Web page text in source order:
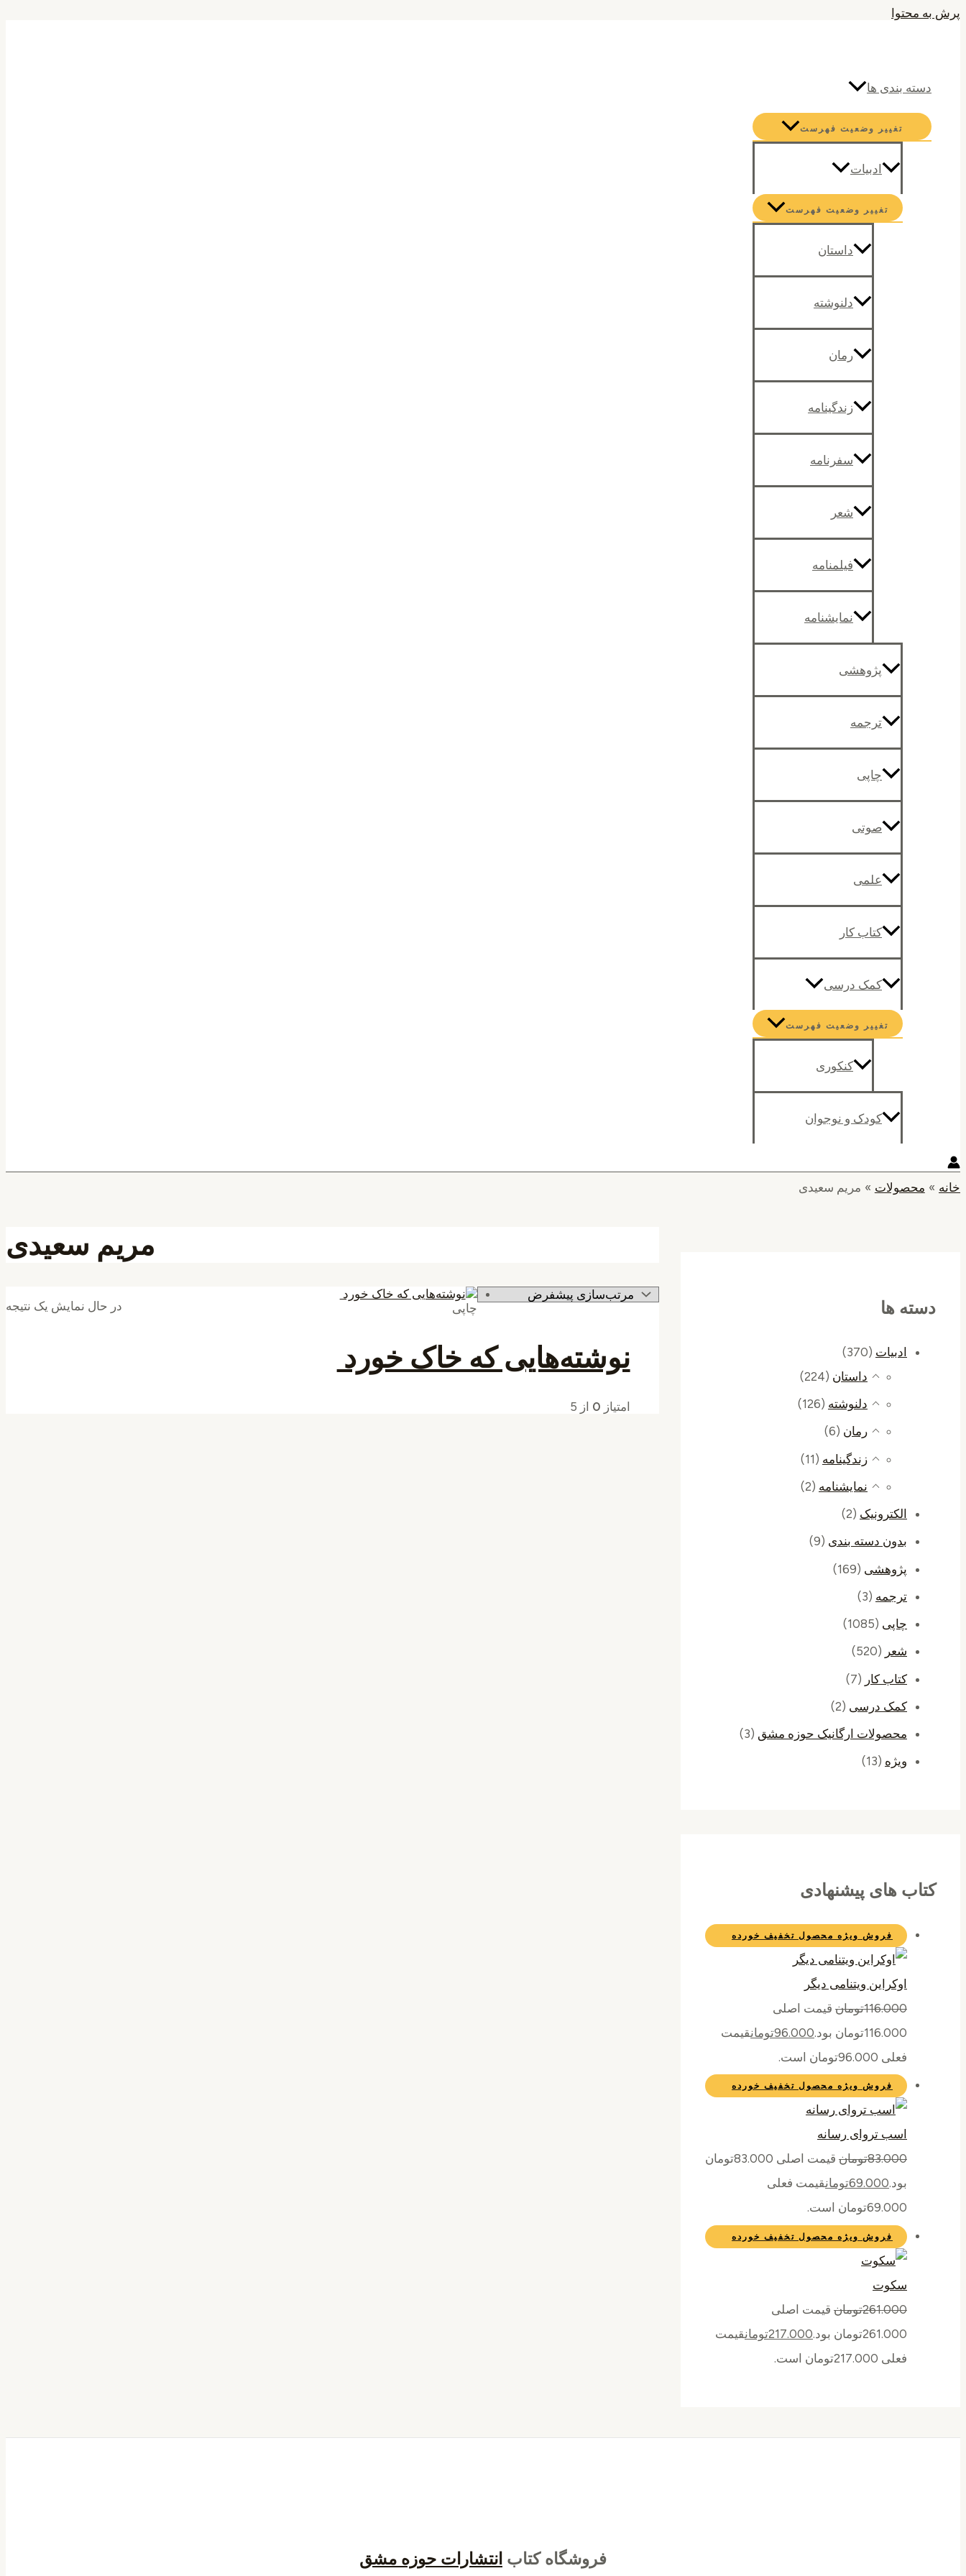
پرش به محتوا
دسته بندی ها
تغییر وضعیت فهرست
ادبیات
تغییر وضعیت فهرست
داستان
دلنوشته
رمان
زندگینامه
سفرنامه
شعر
فیلمنامه
نمایشنامه
پژوهشی
ترجمه
چاپی
صوتی
علمی
کتاب کار
کمک درسی
تغییر وضعیت فهرست
کنکوری
کودک و نوجوان
خانه محصولات مریم سعیدی
دسته ها
ادبیات (370)
داستان (224)
دلنوشته (126)
رمان (6)
زندگینامه (11)
نمایشنامه (2)
الکترونیک (2)
بدون دسته بندی (9)
پژوهشی (169)
ترجمه (3)
چاپی (1085)
شعر (520)
کتاب کار (7)
کمک درسی (2)
محصولات ارگانیک حوزه مشق (3)
ویژه (13)
کتاب های پیشنهادی
فروش ویژه محصول تخفیف خورده
اوکراین ویتنامی دیگر
116.000تومان قیمت اصلی
116.000تومان بود.
96.000تومانقیمت
فعلی 96.000تومان است.
فروش ویژه محصول تخفیف خورده
اسب تروای رسانه
83.000تومان
قیمت اصلی 83.000تومان
بود.69.000تومانقیمت فعلی
69.000تومان است.
فروش ویژه محصول تخفیف خورده
سکوت
261.000تومان قیمت اصلی
261.000تومان بود.
217.000تومانقیمت
فعلی 217.000تومان است.
مریم سعیدی
در حال نمایش یک نتیجه چاپی
نوشته‌هایی که خاک خورد
امتیاز 0 از 5
فروشگاه کتاب انتشارات حوزه مشق